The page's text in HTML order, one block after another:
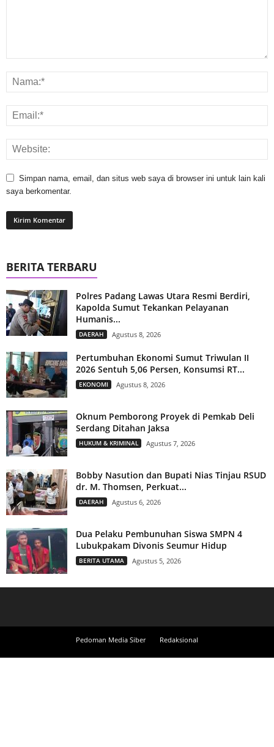
Simpan nama, email, dan situs web saya di browser ini untuk lain kali
saya berkomentar.
BERITA TERBARU
Polres Padang Lawas Utara Resmi Berdiri,
Kapolda Sumut Tekankan Pelayanan
Humanis...
DAERAH Agustus 8, 2026
Pertumbuhan Ekonomi Sumut Triwulan II
2026 Sentuh 5,06 Persen, Konsumsi RT...
EKONOMI Agustus 8, 2026
Oknum Pemborong Proyek di Pemkab Deli
Serdang Ditahan Jaksa
HUKUM & KRIMINAL Agustus 7, 2026
Bobby Nasution dan Bupati Nias Tinjau RSUD
dr. M. Thomsen, Perkuat...
DAERAH Agustus 6, 2026
Dua Pelaku Pembunuhan Siswa SMPN 4
Lubukpakam Divonis Seumur Hidup
BERITA UTAMA Agustus 5, 2026
Pedoman Media Siber Redaksional